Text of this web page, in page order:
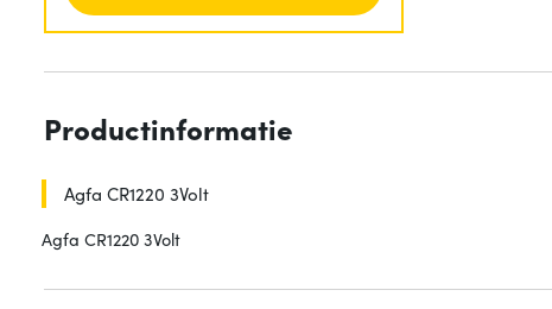
Productinformatie
Agfa CR1220 3Volt
Agfa CR1220 3Volt